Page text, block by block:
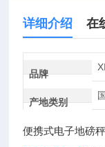
详细介绍 在
品牌
产地类别
便携式电子地磅